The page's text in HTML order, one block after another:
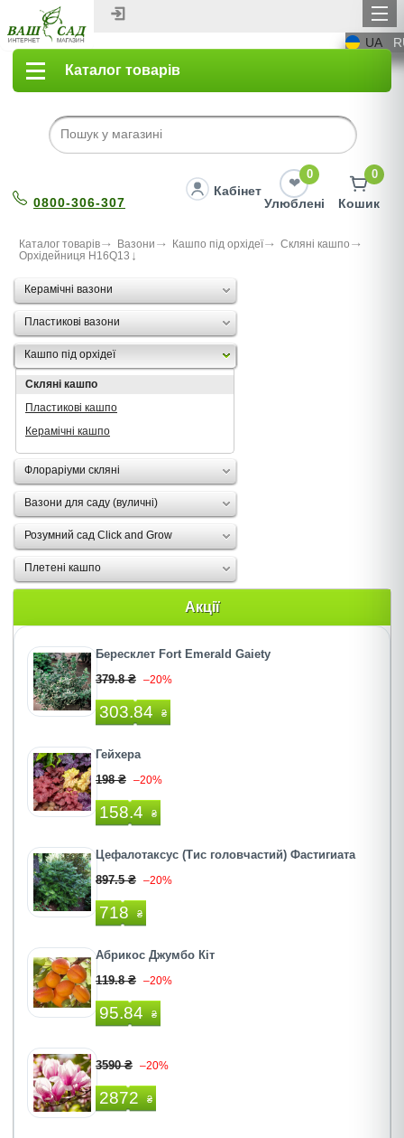
UA
Каталог товарів
0800-306-307
Кабінет
0
Улюблені
0
Кошик
Каталог товарів Вазони Кашпо під орхідеї
Скляні кашпо
Орхідейниця Н16Q13
Керамічні вазони
Пластикові вазони
Кашпо під орхідеї
Скляні кашпо
Пластикові кашпо
Керамічні кашпо
Флораріуми скляні
Вазони для саду (вуличні)
Розумний сад Click and Grow
Плетені кашпо
Акції
Бересклет Fort Emerald Gaiety
379.8 ₴ –20%
303.84 ₴
Гейхера
198 ₴ –20%
158.4 ₴
Цефалотаксус (Тис головчастий) Фастигиата
897.5 ₴ –20%
718 ₴
Абрикос Джумбо Кіт
119.8 ₴ –20%
95.84 ₴
3590 ₴ –20%
2872 ₴